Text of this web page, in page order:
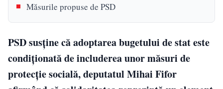
Măsurile propuse de PSD
PSD susține că adoptarea bugetului de stat este
condiționată de includerea unor măsuri de
protecție socială, deputatul Mihai Fifor